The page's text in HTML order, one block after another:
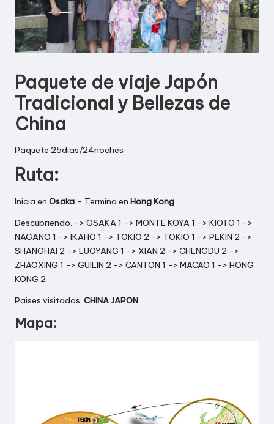
J
E
S
|
E
U
R
O
P
A
|
A
G
E
N
C
Paquete de viaje Japón
Tradicional y Bellezas de
China
Paquete 25dias/24noches
Ruta:
Inicia en Osaka – Termina en Hong Kong
Descubriendo..-> OSAKA 1 -> MONTE KOYA 1 -> KIOTO 1 ->
NAGANO 1 -> IKAHO 1 -> TOKIO 2 -> TOKIO 1 -> PEKIN 2 ->
SHANGHAI 2 -> LUOYANG 1 -> XIAN 2 -> CHENGDU 2 ->
ZHAOXING 1 -> GUILIN 2 -> CANTON 1 -> MACAO 1 -> HONG
KONG 2
Paises visitados: CHINAJAPON
Mapa: